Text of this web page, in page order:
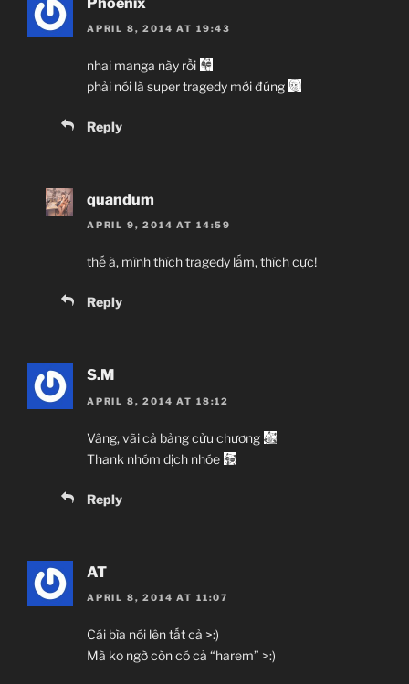
APRIL 8, 2014 AT 19:43
nhai manga này rồi
phải nói là super tragedy mới đúng
Reply
quandum
APRIL 9, 2014 AT 14:59
thế à, mình thích tragedy lắm, thích cực!
Reply
S.M
APRIL 8, 2014 AT 18:12
Vâng, vãi cả bảng cửu chương
Thank nhóm dịch nhóe
Reply
AT
APRIL 8, 2014 AT 11:07
Cái bìa nói lên tất cả >:)
Mà ko ngờ còn có cả “harem” >:)